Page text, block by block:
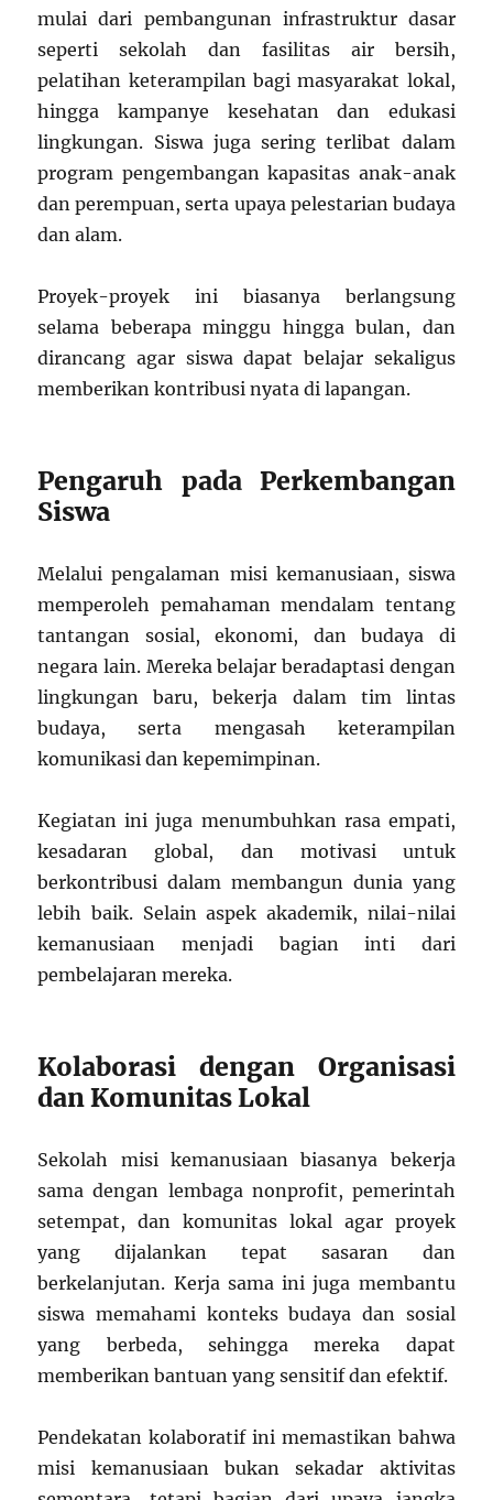
mulai dari pembangunan infrastruktur dasar
seperti sekolah dan fasilitas air bersih,
pelatihan keterampilan bagi masyarakat lokal,
hingga kampanye kesehatan dan edukasi
lingkungan. Siswa juga sering terlibat dalam
program pengembangan kapasitas anak-anak
dan perempuan, serta upaya pelestarian budaya
dan alam.
Proyek-proyek ini biasanya berlangsung
selama beberapa minggu hingga bulan, dan
dirancang agar siswa dapat belajar sekaligus
memberikan kontribusi nyata di lapangan.
Pengaruh pada Perkembangan
Siswa
Melalui pengalaman misi kemanusiaan, siswa
memperoleh pemahaman mendalam tentang
tantangan sosial, ekonomi, dan budaya di
negara lain. Mereka belajar beradaptasi dengan
lingkungan baru, bekerja dalam tim lintas
budaya, serta mengasah keterampilan
komunikasi dan kepemimpinan.
Kegiatan ini juga menumbuhkan rasa empati,
kesadaran global, dan motivasi untuk
berkontribusi dalam membangun dunia yang
lebih baik. Selain aspek akademik, nilai-nilai
kemanusiaan menjadi bagian inti dari
pembelajaran mereka.
Kolaborasi dengan Organisasi
dan Komunitas Lokal
Sekolah misi kemanusiaan biasanya bekerja
sama dengan lembaga nonprofit, pemerintah
setempat, dan komunitas lokal agar proyek
yang dijalankan tepat sasaran dan
berkelanjutan. Kerja sama ini juga membantu
siswa memahami konteks budaya dan sosial
yang berbeda, sehingga mereka dapat
memberikan bantuan yang sensitif dan efektif.
Pendekatan kolaboratif ini memastikan bahwa
misi kemanusiaan bukan sekadar aktivitas